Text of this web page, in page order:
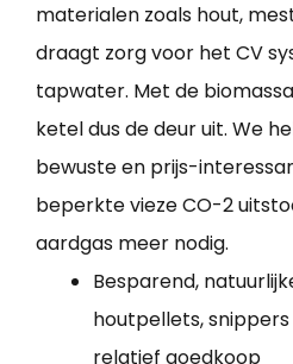
materialen zoals hout,
draagt zorg voor het CV
tapwater. Met de
ketel dus de deur uit. We
bewuste en prijs-
beperkte vieze CO-2
aardgas meer nodig.
Besparend,
houtpellets,
relatief goedkoop